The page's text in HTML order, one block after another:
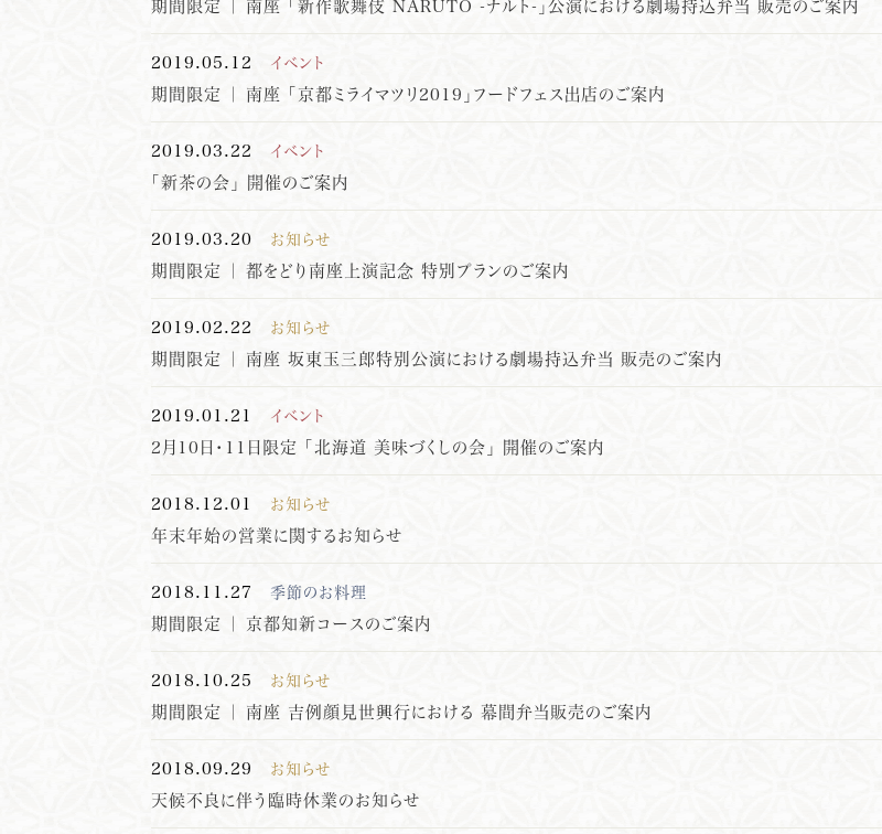
期間限定 ｜ 南座 ｢新作歌舞伎 NARUTO -ナルト-」公演における劇場持込弁当 販売のご案内
2019.05.12 イベント
期間限定 ｜ 南座 「京都ミライマツリ2019」フードフェス出店のご案内
2019.03.22 イベント
「新茶の会」 開催のご案内
2019.03.20 お知らせ
期間限定 ｜ 都をどり南座上演記念 特別プランのご案内
2019.02.22 お知らせ
期間限定 ｜ 南座 坂東玉三郎特別公演における劇場持込弁当 販売のご案内
2019.01.21 イベント
2月10日・11日限定 「北海道 美味づくしの会」 開催のご案内
2018.12.01 お知らせ
年末年始の営業に関するお知らせ
2018.11.27 季節のお料理
期間限定 ｜ 京都知新コースのご案内
2018.10.25 お知らせ
期間限定 ｜ 南座 吉例顔見世興行における 幕間弁当販売のご案内
2018.09.29 お知らせ
天候不良に伴う臨時休業のお知らせ